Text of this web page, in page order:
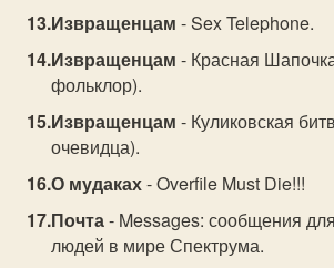
Извращенцам - Sex Telephone.
Извращенцам - Красная
фольклор).
Извращенцам - Куликовская
очевидца).
О мудаках- Overfile Must Die!!!
Почта- Messages: сообщения
людей в мире Спектрума.